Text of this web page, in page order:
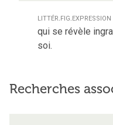
littér. fig. expression
qui se révèle
soi.
Recherches